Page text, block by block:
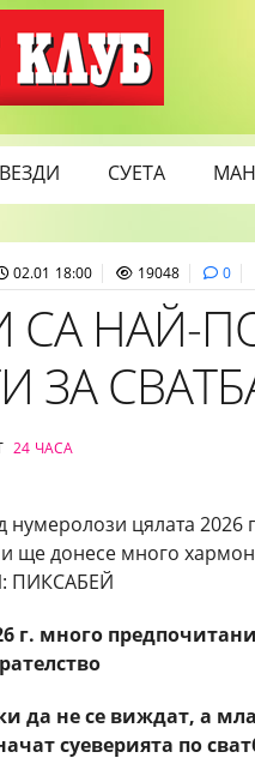
СУЕТА
02.01 18:00 19048 0
СА НАЙ-
ЗА
24 ЧАСА
г. много предпочитани
да не се виждат, а
суеверията по